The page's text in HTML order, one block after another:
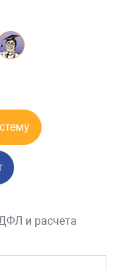
и расчета